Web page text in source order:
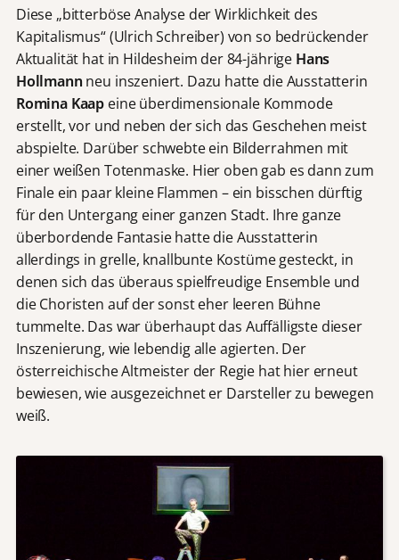
Diese „bitterböse Analyse der Wirklichkeit des
Kapitalismus“ (Ulrich Schreiber) von so bedrückender
Aktualität hat in Hildesheim der 84-jährige Hans
Hollmannneu inszeniert. Dazu hatte die Ausstatterin
Romina Kaap eine überdimensionale Kommode
erstellt, vor und neben der sich das Geschehen meist
abspielte. Darüber schwebte ein Bilderrahmen mit
einer weißen Totenmaske. Hier oben gab es dann zum
Finale ein paar kleine Flammen – ein bisschen dürftig
für den Untergang einer ganzen Stadt. Ihre ganze
überbordende Fantasie hatte die Ausstatterin
allerdings in grelle, knallbunte Kostüme gesteckt, in
denen sich das überaus spielfreudige Ensemble und
die Choristen auf der sonst eher leeren Bühne
tummelte. Das war überhaupt das Auffälligste dieser
Inszenierung, wie lebendig alle agierten. Der
österreichische Altmeister der Regie hat hier erneut
bewiesen, wie ausgezeichnet er Darsteller zu bewegen
weiß.